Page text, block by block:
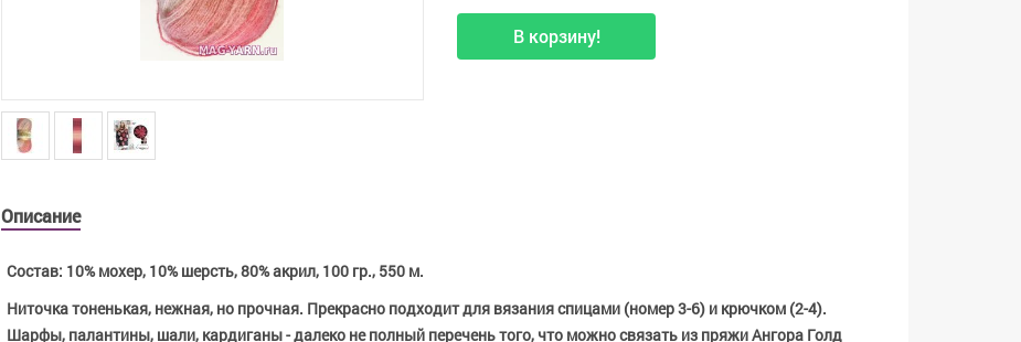
В корзину!
Описание
Состав: 10% мохер, 10% шерсть, 80% акрил, 100 гр., 550 м.
Ниточка тоненькая, нежная, но прочная. Прекрасно подходит для вязания спицами (номер 3-6) и крючком (2-4).
Шарфы, палантины, шали, кардиганы - далеко не полный перечень того, что можно связать из пряжи Ангора Голд